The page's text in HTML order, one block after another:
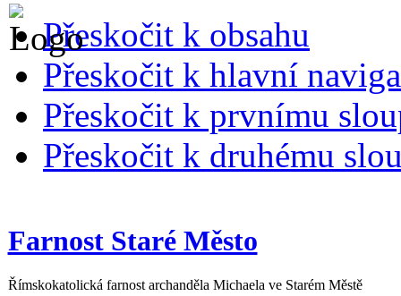
Přeskočit k obsahu
Přeskočit k hlavní
Přeskočit k prvnímu
Přeskočit k druhému
Farnost Staré Město
Římskokatolická farnost archanděla Michaela ve Starém Městě